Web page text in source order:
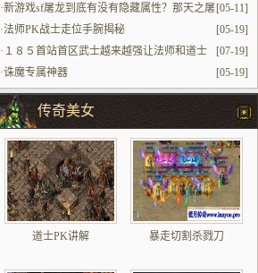
[05-11]
·新游戏sf屠龙到底有没有隐藏属性？那天之屠
龙又如何？
[05-19]
·法师PK战士走位手腕揭秘
[07-19]
· １８５首站首区武士越来越强让法师和道士
难以生存
[05-19]
·诛魔专属神器
传奇美女
道士PK讲解 暴走切割杀戮刀